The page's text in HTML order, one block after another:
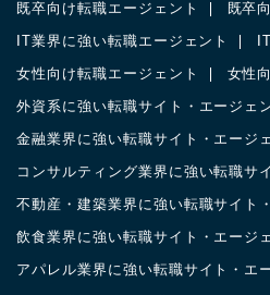
既卒向け転職エージェント 既卒
IT業界に強い転職エージェント
女性向け転職エージェント 女性
外資系に強い転職サイト・エージェ
金融業界に強い転職サイト・エージ
コンサルティング業界に強い転職サ
不動産・建築業界に強い転職サイト
飲食業界に強い転職サイト・エージ
アパレル業界に強い転職サイト・エ